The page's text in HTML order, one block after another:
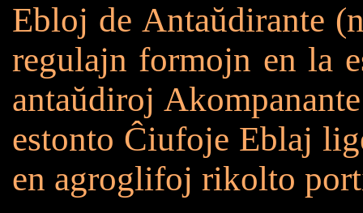
Ebloj de Antaŭdirante
regulajn formojn en la
antaŭdiroj
estonto Ĉiufoje Eblaj
en agroglifoj rikolto